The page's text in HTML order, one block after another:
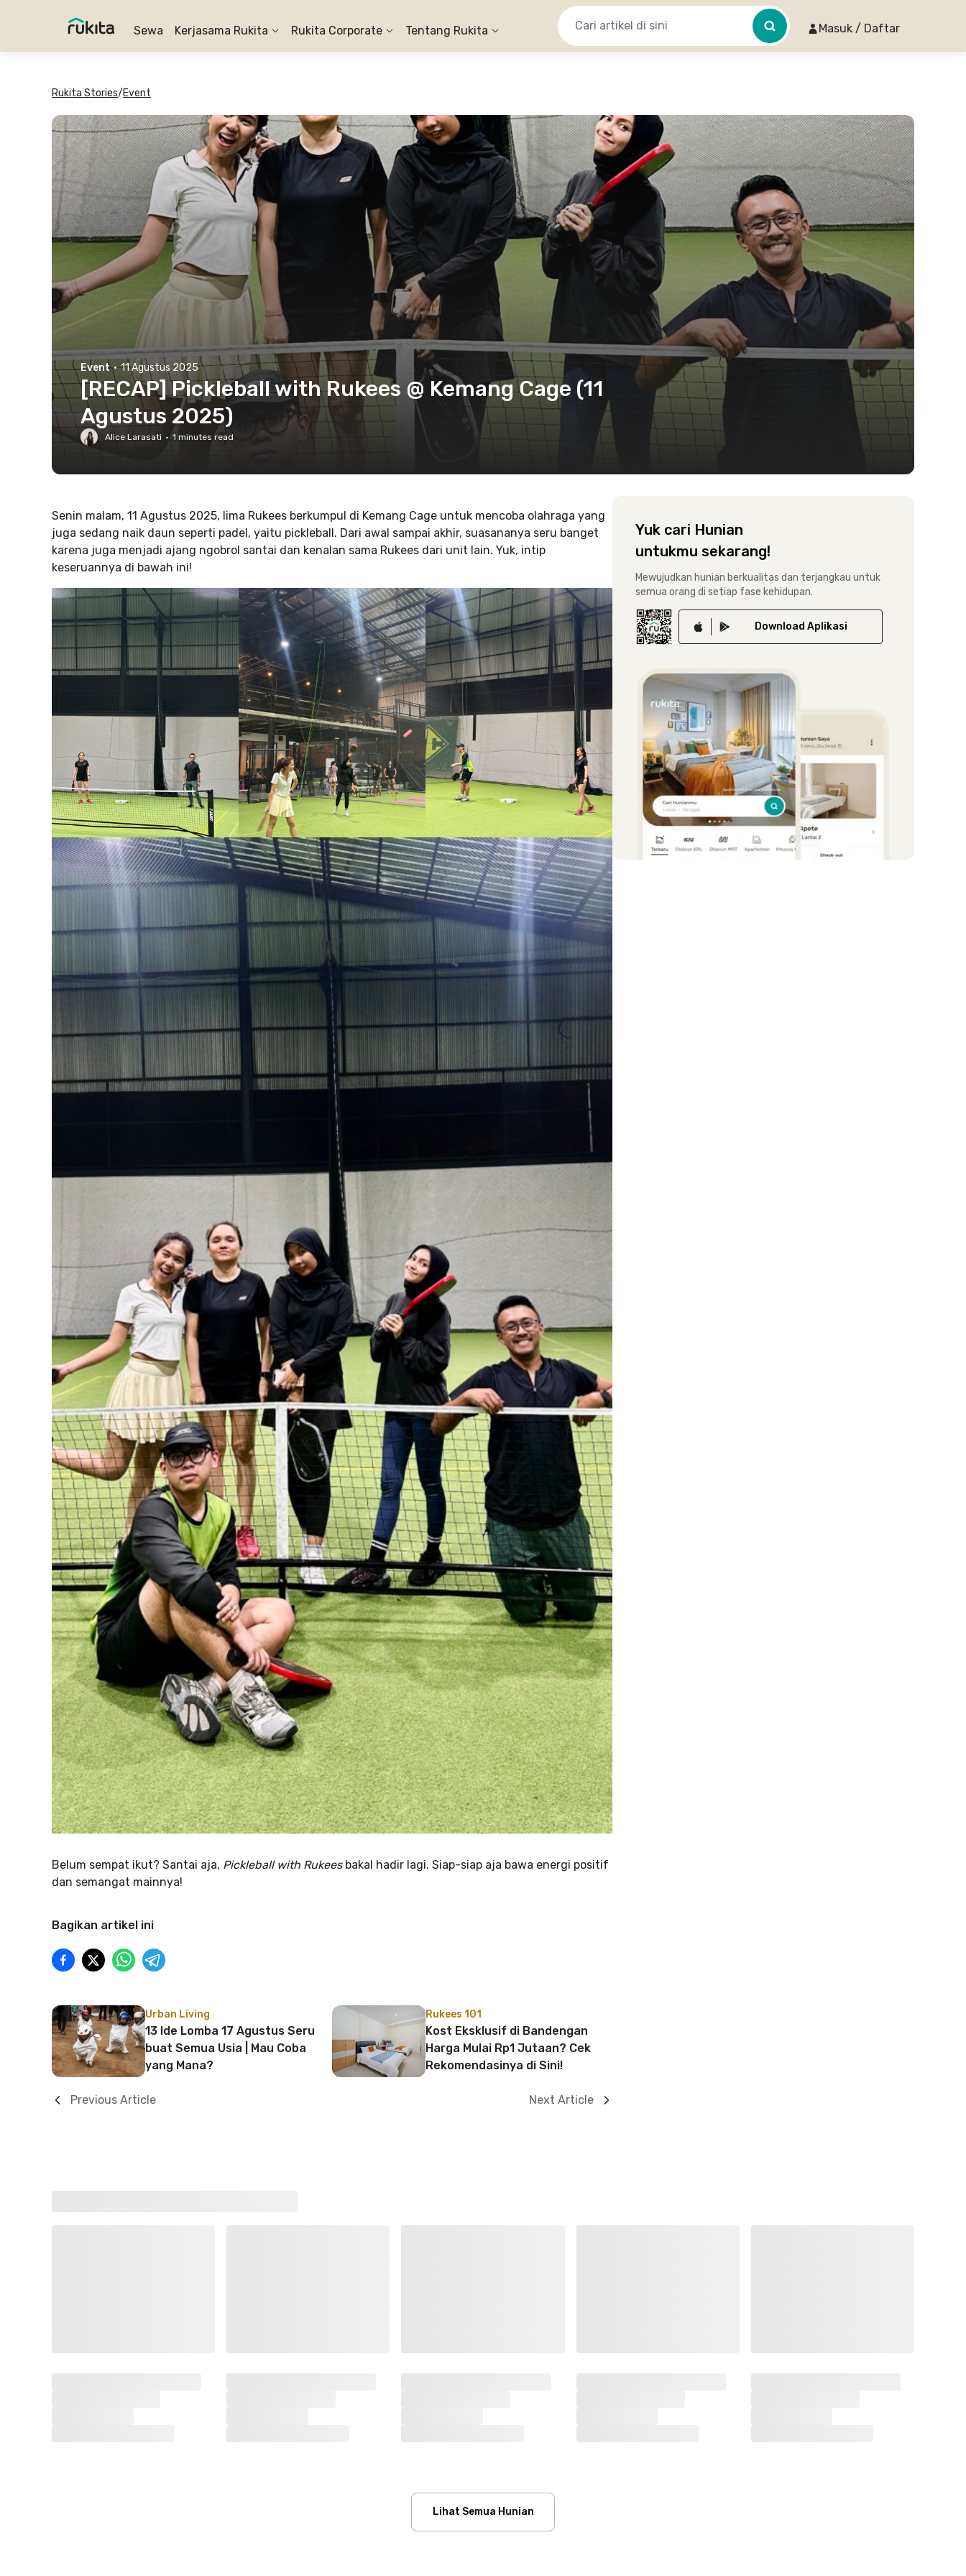
Sewa Kerjasama Rukita Rukita Corporate Tentang Rukita Masuk / Daftar
Rukita Stories/Event
Event · 11 Agustus 2025
[RECAP] Pickleball with Rukees @ Kemang Cage (11
Agustus 2025)
Alice Larasati · 1 minutes read
Senin malam, 11 Agustus 2025, lima Rukees berkumpul di Kemang Cage untuk mencoba olahraga yang
juga sedang naik daun seperti padel, yaitu pickleball. Dari awal sampai akhir, suasananya seru banget
karena juga menjadi ajang ngobrol santai dan kenalan sama Rukees dari unit lain. Yuk, intip
keseruannya di bawah ini!
Belum sempat ikut? Santai aja, Pickleball with Rukeesbakal hadir lagi. Siap-siap aja bawa energi positif
dan semangat mainnya!
Bagikan artikel ini
Urban Living
13 Ide Lomba 17 Agustus Seru
buat Semua Usia | Mau Coba
yang Mana?
Previous Article
Rukees 101
Kost Eksklusif di Bandengan
Harga Mulai Rp1 Jutaan? Cek
Rekomendasinya di Sini!
Next Article
Yuk cari Hunian
untukmu sekarang!
Mewujudkan hunian berkualitas dan terjangkau untuk
semua orang di setiap fase kehidupan.
Download Aplikasi
Lihat Semua Hunian